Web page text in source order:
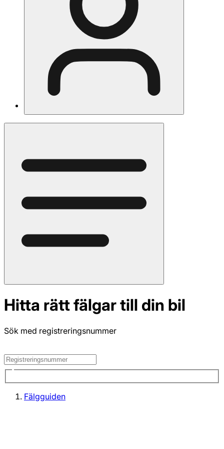
Hitta rätt fälgar till din bil
Sök med registreringsnummer
Fälgguiden